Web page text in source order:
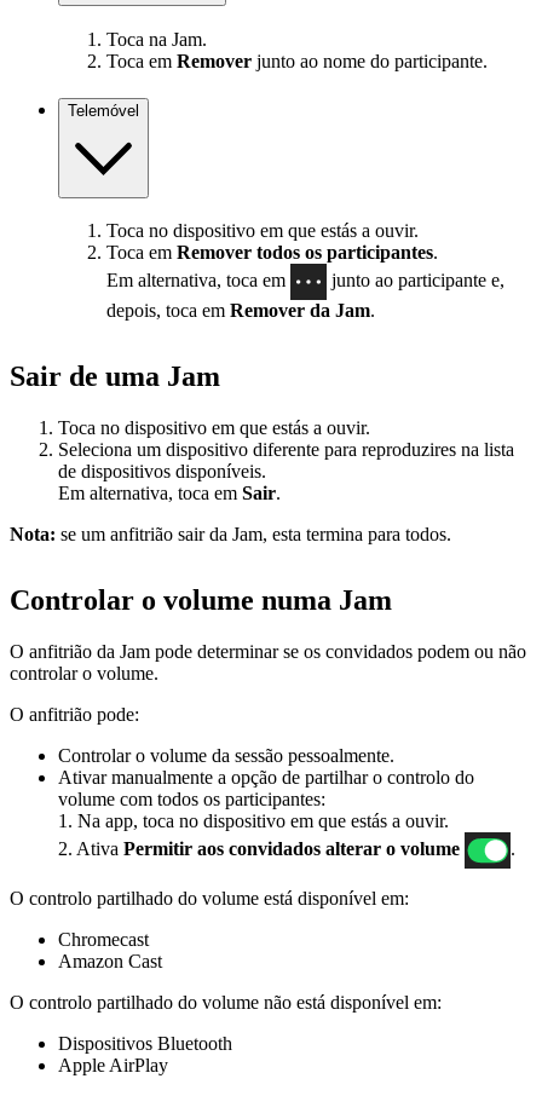
Toca na Jam.
Toca em Remover junto ao nome do participante.
Telemóvel
Toca no dispositivo em que estás a ouvir.
Toca em Remover todos os participantes.
Em alternativa, toca em
junto ao participante e,
depois, toca em Remover da Jam.
Sair de uma Jam
Toca no dispositivo em que estás a ouvir.
Seleciona um dispositivo diferente para reproduzires na lista
de dispositivos disponíveis.
Em alternativa, toca em Sair.
Nota: se um anfitrião sair da Jam, esta termina para todos.
Controlar o volume numa Jam
O anfitrião da Jam pode determinar se os convidados podem ou não
controlar o volume.
O anfitrião pode:
Controlar o volume da sessão pessoalmente.
Ativar manualmente a opção de partilhar o controlo do
volume com todos os participantes:
1. Na app, toca no dispositivo em que estás a ouvir.
2. Ativa Permitir aos convidados alterar o volume .
O controlo partilhado do volume está disponível em:
Chromecast
Amazon Cast
O controlo partilhado do volume não está disponível em:
Dispositivos Bluetooth
Apple AirPlay